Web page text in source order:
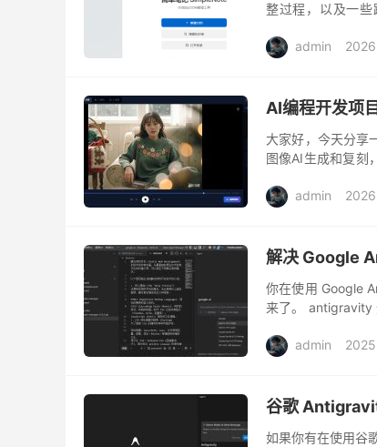
整过程，以及一
admin
AI编程开发项
大家好，今天分享
图像AI生成和复刻
admin
解决 Google
你在使用 Google
来了。 antigravity
admin
谷歌
如果你有在使用谷